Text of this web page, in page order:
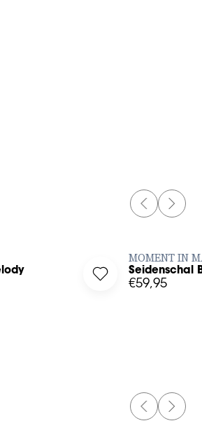
PREVIOUS
NEXT
Melody to your wishlist
Log in to add
MOMENT IN
Seidenschal
€59,95
PREVIOUS
NEXT